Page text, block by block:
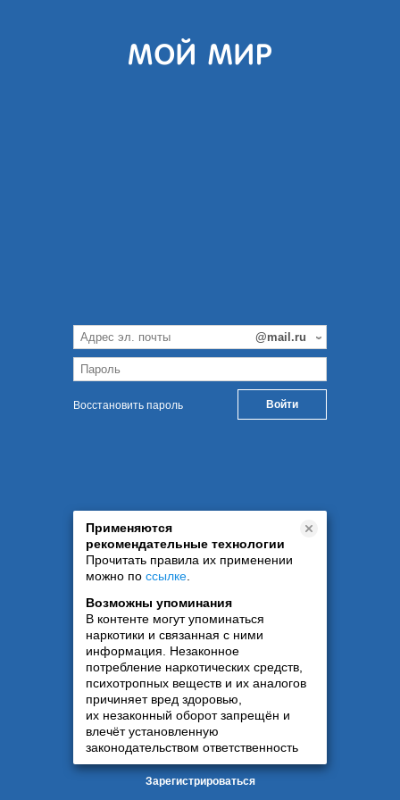
Восстановить пароль
Применяются
рекомендательные технологии
Прочитать правила их применении
можно по ссылке
Возможны упоминания
В контенте могут упоминаться
наркотики и связанная с ними
информация. Незаконное
потребление наркотических средств,
психотропных веществ и их аналогов
причиняет вред здоровью,
их незаконный оборот запрещён и
влечёт установленную
законодательством ответственность
Зарегистрироваться